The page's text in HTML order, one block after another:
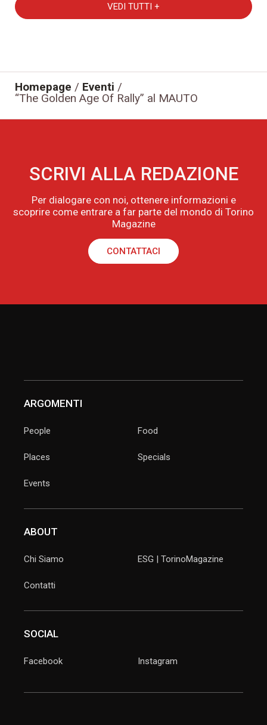
VEDI TUTTI +
Homepage / Eventi /
“The Golden Age Of Rally” al MAUTO
SCRIVI ALLA REDAZIONE
Per dialogare con noi, ottenere informazioni e
scoprire come entrare a far parte del mondo di Torino
Magazine
CONTATTACI
ARGOMENTI
People
Places
Events
Food
Specials
ABOUT
Chi Siamo
Contatti
ESG | TorinoMagazine
SOCIAL
Facebook Instagram